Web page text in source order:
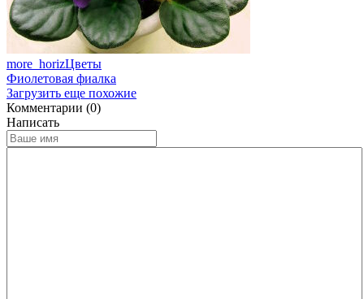
more_horizЦветы
Фиолетовая фиалка
Загрузить еще похожие
Комментарии (0)
Написать